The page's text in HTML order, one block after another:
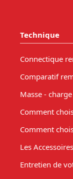
Technique
Connectique
Comparatif
Masse -
Comment
Comment
Les
Entretien de